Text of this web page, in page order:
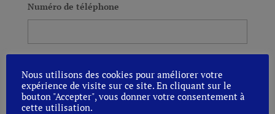
Numéro de téléphone
Remarque
Nous utilisons des cookies pour améliorer votre
expérience de visite sur ce site. En cliquant sur le
bouton "Accepter", vous donner votre consentement à
cette utilisation.